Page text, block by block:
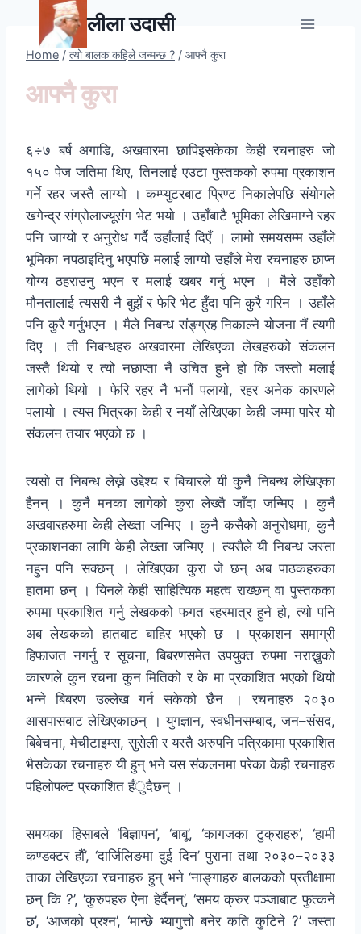
content
लीला उदासी
Home / त्यो बालक कहिले जन्मन्छ ? / आफ्नै कुरा
आफ्नै कुरा
६÷७ बर्ष अगाडि, अखवारमा छापिइसकेका केही रचनाहरु जो
१५० पेज जतिमा थिए, तिनलाई एउटा पुस्तकको रुपमा प्रकाशन
गर्ने रहर जस्तै लाग्यो । कम्प्युटरबाट प्रिण्ट निकालेपछि संयोगले
खगेन्द्र संग्रोलाज्यूसंग भेट भयो । उहाँबाटै भूमिका लेखिमाग्ने रहर
पनि जाग्यो र अनुरोध गर्दै उहाँलाई दिएँ । लामो समयसम्म उहाँले
भूमिका नपठाइदिनु भएपछि मलाई लाग्यो उहाँले मेरा रचनाहरु छाप्न
योग्य ठहराउनु भएन र मलाई खबर गर्नु भएन । मैले उहाँको
मौनतालाई त्यसरी नै बुझें र फेरि भेट हुँदा पनि कुरै गरिन । उहाँले
पनि कुरै गर्नुभएन । मैले निबन्ध संङ्ग्रह निकाल्ने योजना नैं त्यगी
दिए । ती निबन्धहरु अखवारमा लेखिएका लेखहरुको संकलन
जस्तै थियो र त्यो नछाप्ता नै उचित हुने हो कि जस्तो मलाई
लागेको थियो । फेरि रहर नै भनौं पलायो, रहर अनेक कारणले
पलायो । त्यस भित्रका केही र नयाँ लेखिएका केही जम्मा पारेर यो
संकलन तयार भएको छ ।
त्यसो त निबन्ध लेख्ने उद्देश्य र बिचारले यी कुनै निबन्ध लेखिएका
हैनन् । कुनै मनका लागेको कुरा लेख्तै जाँदा जन्मिए । कुनै
अखवारहरुमा केही लेख्ता जन्मिए । कुनै कसैको अनुरोधमा, कुनै
प्रकाशनका लागि केही लेख्ता जन्मिए । त्यसैले यी निबन्ध जस्ता
नहुन पनि सक्छन् । लेखिएका कुरा जे छन् अब पाठकहरुका
हातमा छन् । यिनले केही साहित्यिक महत्व राख्छन् वा पुस्तकका
रुपमा प्रकाशित गर्नु लेखकको फगत रहरमात्र हुने हो, त्यो पनि
अब लेखकको हातबाट बाहिर भएको छ । प्रकाशन समाग्री
हिफाजत नगर्नु र सूचना, बिबरणसमेत उपयुक्त रुपमा नराख्नुको
कारणले कुन रचना कुन मितिको र के मा प्रकाशित भएको थियो
भन्ने बिबरण उल्लेख गर्न सकेको छैन । रचनाहरु २०३०
आसपासबाट लेखिएकाछन् । युगज्ञान, स्वधीनसम्बाद, जन–संसद,
बिबेचना, मेचीटाइम्स, सुसेली र यस्तै अरुपनि पत्रिकामा प्रकाशित
भैसकेका रचनाहरु यी हुन् भने यस संकलनमा परेका केही रचनाहरु
पहिलोपल्ट प्रकाशित हँुदैछन् ।
समयका हिसाबले ‘बिज्ञापन’, ‘बाबू’, ‘कागजका टुक्राहरु’, ‘हामी
कण्डक्टर हौं’, ‘दार्जिलिङमा दुई दिन’ पुराना तथा २०३०–२०३३
ताका लेखिएका रचनाहरु हुन् भने ‘नाङ्गाहरु बालकको प्रतीक्षामा
छन् कि ?’, ‘कुरुपहरु ऐना हेर्दैनन्’, ‘समय क्रुर पञ्जाबाट फुत्कने
छ’, ‘आजको प्रश्न’, ‘मान्छे भ्यागुत्तो बनेर कति कुटिने ?’ जस्ता